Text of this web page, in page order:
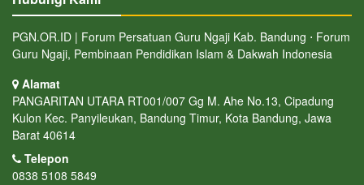
PGN.OR.ID | Forum Persatuan Guru Ngaji Kab. Bandung ⋅ Forum
Guru Ngaji, Pembinaan Pendidikan Islam & Dakwah Indonesia
Alamat
PANGARITAN UTARA RT001/007 Gg M. Ahe No.13, Cipadung
Kulon Kec. Panyileukan, Bandung Timur, Kota Bandung, Jawa
Barat 40614
Telepon
0838 5108 5849